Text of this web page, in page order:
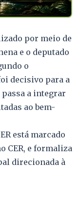
por meio de
e o deputado
o
decisivo para a
a integrar
ao bem-
está marcado
CER, e formaliza
direcionada à